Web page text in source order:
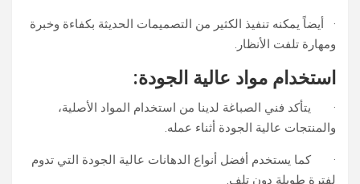
· أيضاً يمكنه تنفيذ الكثير من التصميمات الحديثة بكفاءة وخبرة
ومهارة تلفت الأنظار.
استخدام مواد عالية الجودة:
· يتأكد فني الصباغة لدينا من استخدام المواد الأصلية،
والمنتجات عالية الجودة أثناء عمله.
· كما يستخدم أفضل أنواع الدهانات عالية الجودة التي تدوم
لفترة طويلة دون تلف.